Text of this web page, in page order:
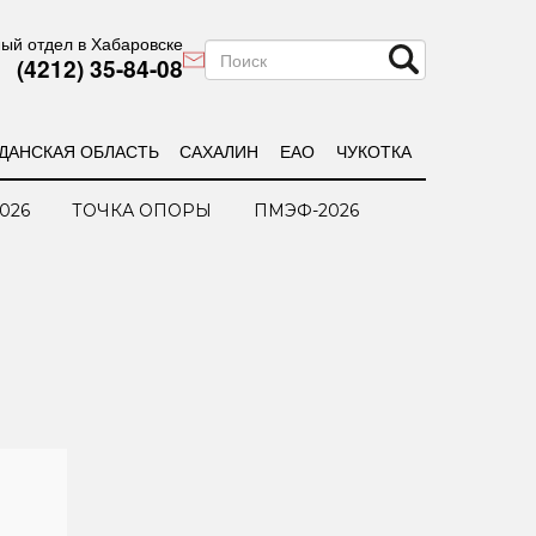
отдел в Хабаровске
(4212) 35-84-08
ОБЛАСТЬ САХАЛИН ЕАО ЧУКОТКА
ТОЧКА ОПОРЫ ПМЭФ-2026